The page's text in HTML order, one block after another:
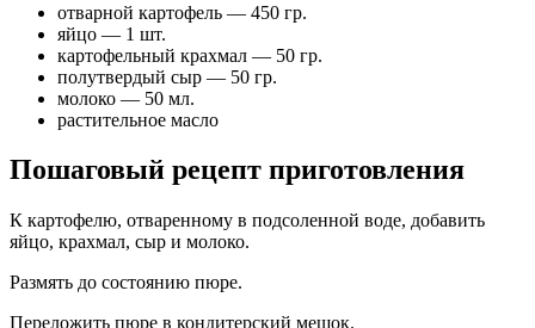
отварной картофель — 450 гр.
яйцо — 1 шт.
картофельный крахмал — 50 гр.
полутвердый сыр — 50 гр.
молоко — 50 мл.
растительное масло
Пошаговый рецепт приготовления
К картофелю, отваренному в подсоленной воде, добавить
яйцо, крахмал, сыр и молоко.
Размять до состоянию пюре.
Переложить пюре в кондитерский мешок.